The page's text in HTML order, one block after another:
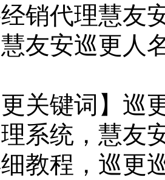
销代理慧友
友安巡更人
更关键词】巡
系统，慧友
教程，巡更